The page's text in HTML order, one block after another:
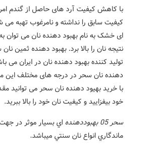
های حاصل از گندم امروزه بسیاری از نان ها
و نامرغوب تهبه می شوند. اما با افزودن ماده
دهنده نان می توان به آسانی کیفیت آرد و در
بهبود دهنده ثمین نان سحر اولین و برترین
دهنده نان در ایران می باشد که با فروش بهبود
درجه های مختلف این مشکل را حل کرده است.
نان سحر می توانید مقدار کمی از آن را به آرد
نان خود را بالا ببرید.
اي بسيار موثر در جهت تقويت آرد و افزايش
سنتي ميباشد.